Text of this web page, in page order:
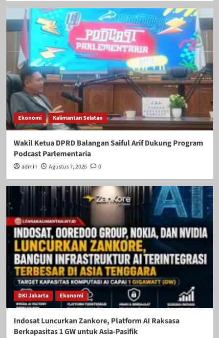
Ekonomi Kalimantan Selatan
Wakil Ketua DPRD Balangan Saiful Arif Dukung Program
Podcast Parlementaria
admin Agustus 7, 2026 0
DKI Jakarta Ekonomi
Indosat Luncurkan Zankore, Platform AI Raksasa
Berkapasitas 1 GW untuk Asia-Pasifik